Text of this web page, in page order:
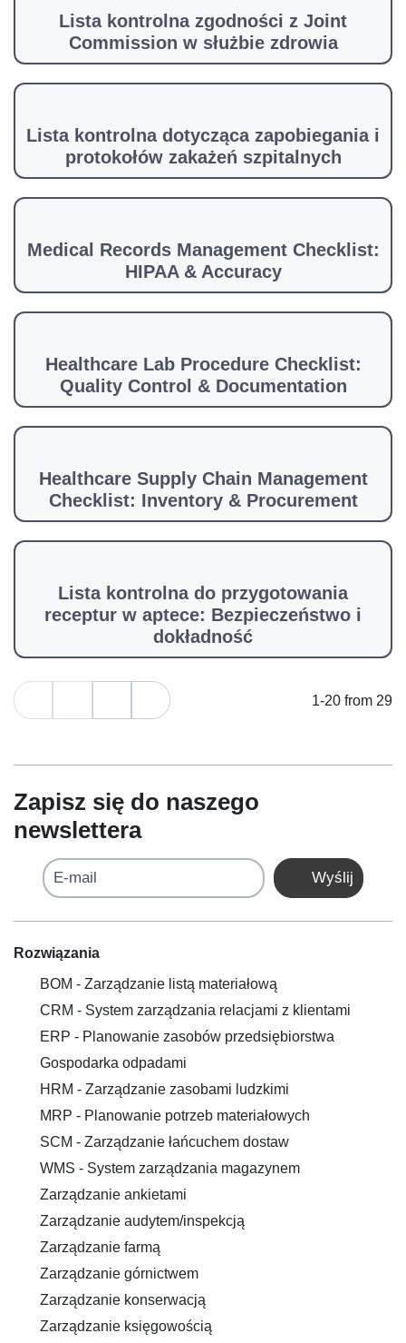
Lista kontrolna zgodności z Joint
Commission w służbie zdrowia
Lista kontrolna dotycząca zapobiegania i
protokołów zakażeń szpitalnych
Medical Records Management Checklist:
HIPAA & Accuracy
Healthcare Lab Procedure Checklist:
Quality Control & Documentation
Healthcare Supply Chain Management
Checklist: Inventory & Procurement
Lista kontrolna do przygotowania
receptur w aptece: Bezpieczeństwo i
dokładność
1-20 from 29
Zapisz się do naszego
newslettera
E-mail Wyślij
Rozwiązania
BOM - Zarządzanie listą materiałową
CRM - System zarządzania relacjami z klientami
ERP - Planowanie zasobów przedsiębiorstwa
Gospodarka odpadami
HRM - Zarządzanie zasobami ludzkimi
MRP - Planowanie potrzeb materiałowych
SCM - Zarządzanie łańcuchem dostaw
WMS - System zarządzania magazynem
Zarządzanie ankietami
Zarządzanie audytem/inspekcją
Zarządzanie farmą
Zarządzanie górnictwem
Zarządzanie konserwacją
Zarządzanie księgowością